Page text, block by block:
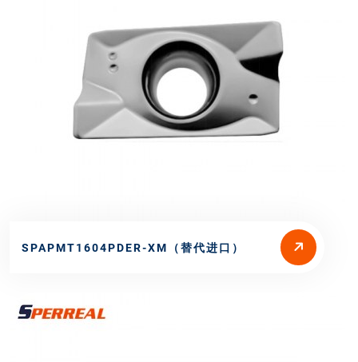
SPAPMT1604PDER-XM（替代进口）